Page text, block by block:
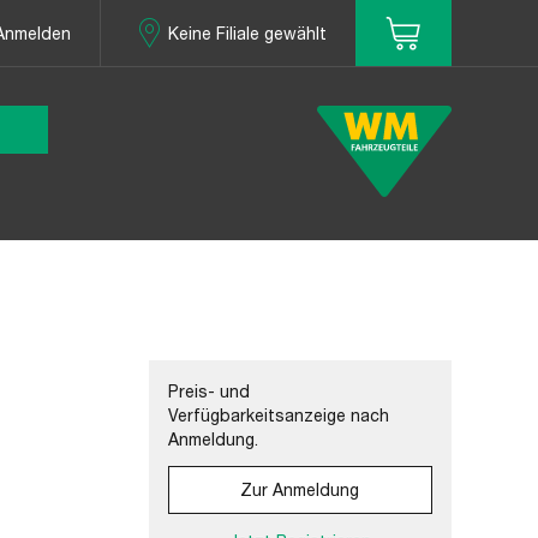
Keine Filiale gewählt
Preis- und
Verfügbarkeitsanzeige nach
Anmeldung.
Zur Anmeldung